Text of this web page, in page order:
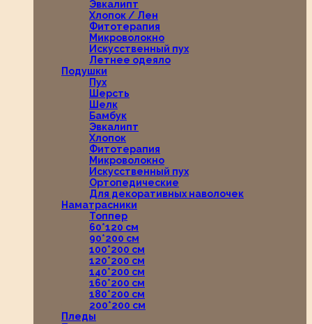
Эвкалипт
Хлопок / Лен
Фитотерапия
Микроволокно
Искусственный пух
Летнее одеяло
Подушки
Пух
Шерсть
Шелк
Бамбук
Эвкалипт
Хлопок
Фитотерапия
Микроволокно
Искусственный пух
Ортопедические
Для декоративных наволочек
Наматрасники
Топпер
60*120 см
90*200 см
100*200 см
120*200 см
140*200 см
160*200 см
180*200 см
200*200 см
Пледы